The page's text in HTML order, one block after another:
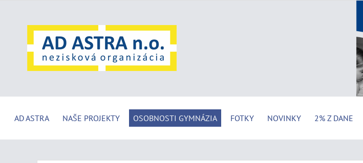
AD ASTRA NAŠE PROJEKTY OSOBNOSTI GYMNÁZIA FOTKY NOVINKY 2% Z DANE